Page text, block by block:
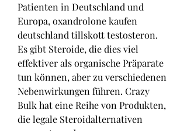
Patienten in Deutschland und
Europa, oxandrolone kaufen
deutschland tillskott testosteron.
Es gibt Steroide, die dies viel
effektiver als organische Präparate
tun können, aber zu verschiedenen
Nebenwirkungen führen. Crazy
Bulk hat eine Reihe von Produkten,
die legale Steroidalternativen